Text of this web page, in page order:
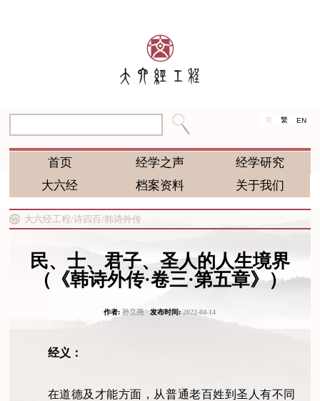
简 繁 EN
首页 经学之声
经学研究
大六经
档案资料 关于我们
大六经工程/诗四百/韩诗外传
民、士、君子、圣人的人生境界
（《韩诗外传·卷三·第五章》）
作者:孙立尧发布时间:2022-04-14
经义：
在道德及才能方面，从普通老百姓到圣人有不同